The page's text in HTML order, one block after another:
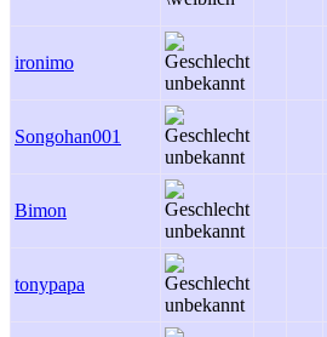
ironimo
Songohan001
Bimon
tonypapa